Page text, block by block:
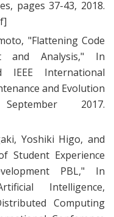
pages 37-43, 2018.
, "Flattening Code
and Analysis," In
International
and Evolution
2017.
, Yoshiki Higo, and
Student Experience
PBL," In
Intelligence,
Computing